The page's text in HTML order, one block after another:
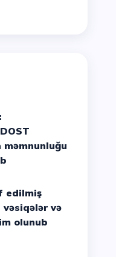
vəsiqələr və
olunub